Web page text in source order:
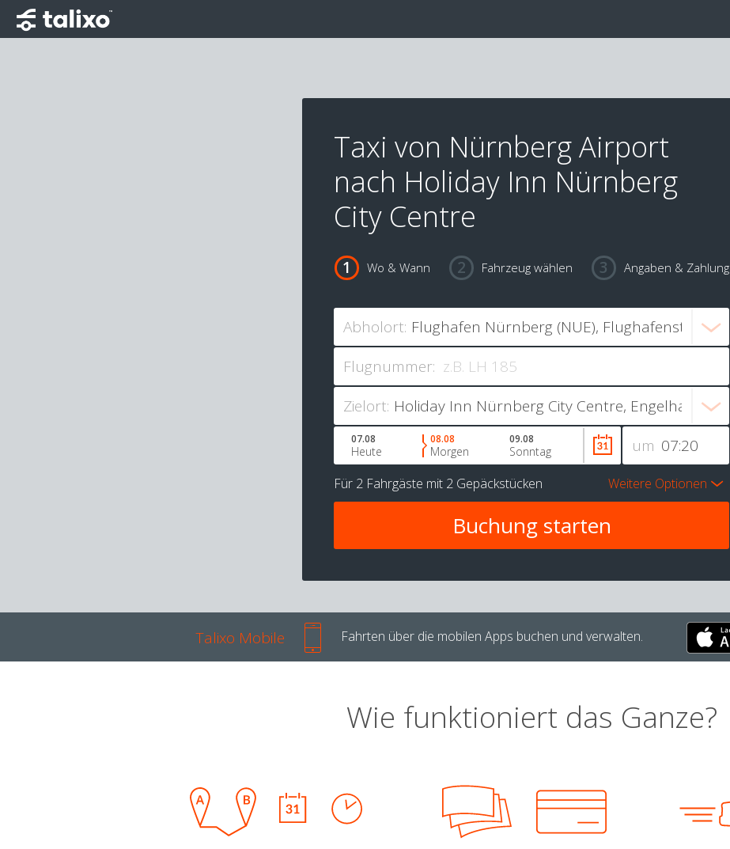
Taxi von Nürnberg Airport
nach Holiday Inn Nürnberg
City Centre
Wo & Wann Fahrzeug wählen Angaben & Zahlung
Abholort:
Flugnummer:
Zielort:
um
07.08
Heute
08.08
Morgen
09.08
Sonntag
Für 2 Fahrgäste mit 2 Gepäckstücken Weitere Optionen
Talixo Mobile Fahrten über die mobilen Apps buchen und verwalten.
Wie funktioniert das Ganze?